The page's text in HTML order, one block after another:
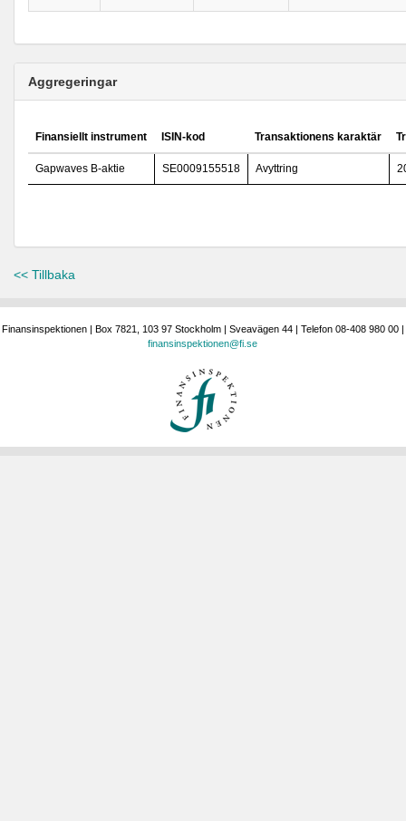
Aggregeringar
Finansiellt instrument ISIN-kod Transaktionens karaktär
Gapwaves B-aktie SE0009155518 Avyttring
<< Tillbaka
Finansinspektionen | Box 7821, 103 97 Stockholm | Sveavägen 44 | Telefon 08-408 980 00 |
finansinspektionen@fi.se